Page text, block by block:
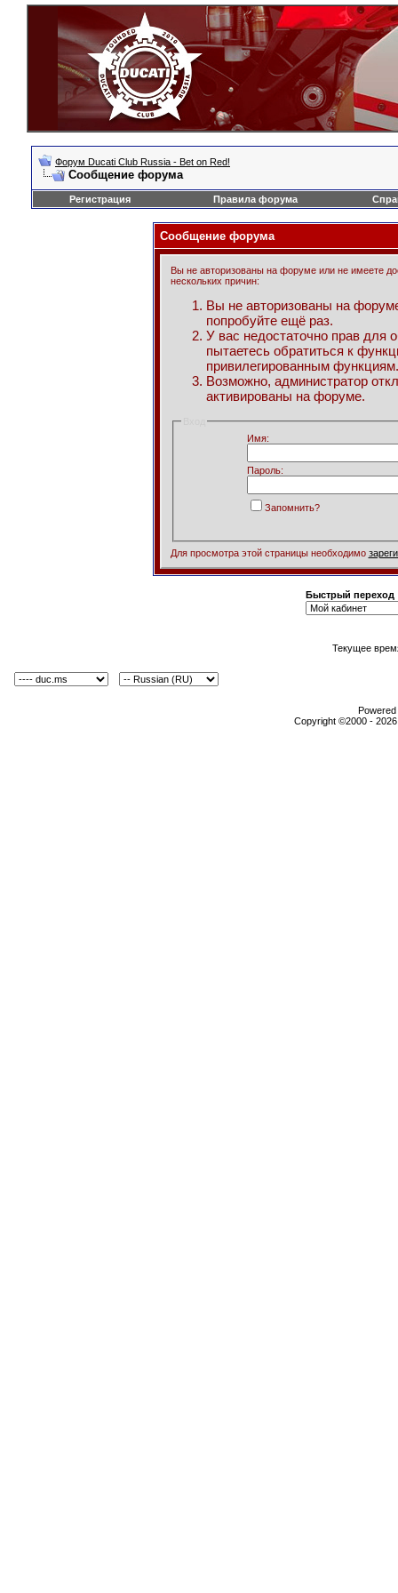
Форум Ducati Club Russia - Bet on Red!
Сообщение форума
Регистрация Правила форума
Сообщение форума
Вы не авторизованы на форуме или не имеете
нескольких причин:
Вы не авторизованы на
попробуйте ещё раз.
У вас недостаточно прав для
пытаетесь обратиться к
привилегированным функциям.
Возможно, администратор
активированы на форуме.
Имя:
Пароль:
Запомнить?
Для просмотра этой страницы необходимо
Быстрый переход
Текущее
Copyright ©2000 -